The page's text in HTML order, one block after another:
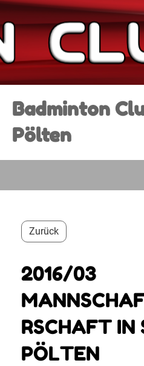
Badminton
Pölten
Zurück
2016/03
RSCHAFT IN
PÖLTEN